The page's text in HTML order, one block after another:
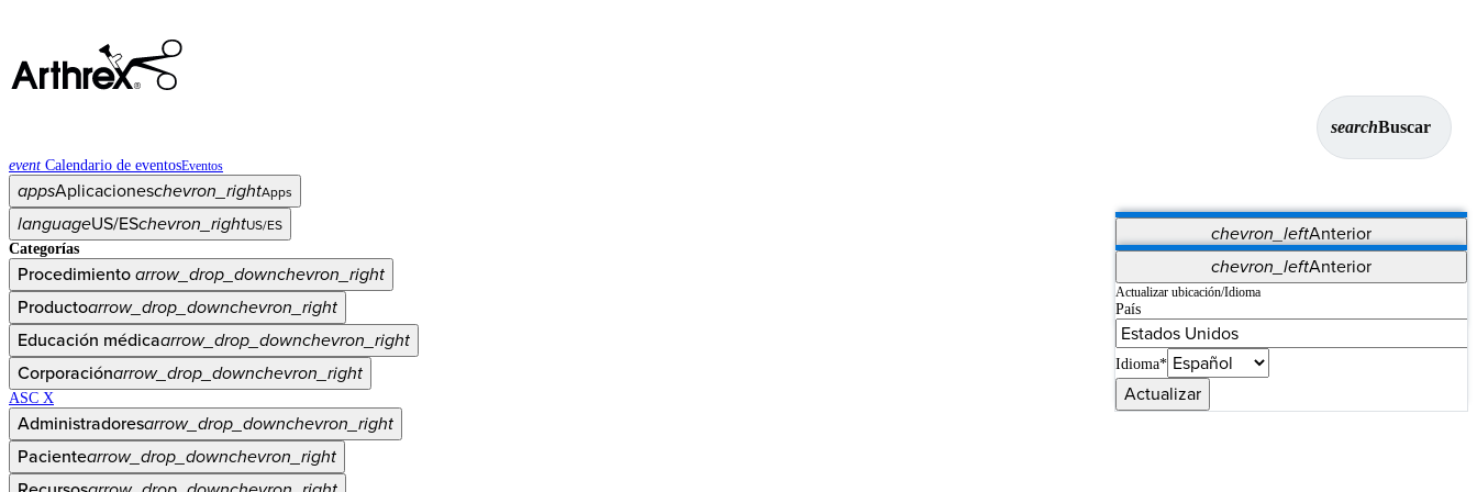
searchBuscar
event Calendario de eventosEventos
appsAplicacioneschevron_rightApps
chevron_leftAnterior
Vet Systems OrthoPedia Patient
Supplier Portal
Synergy Imaging & Resection
languageUS/ESchevron_rightUS/ES
chevron_leftAnterior
Actualizar ubicación/Idioma
País
Idioma*
Actualizar
Categorías
Procedimientoarrow_drop_downchevron_right
Productoarrow_drop_downchevron_right
Educación médicaarrow_drop_downchevron_right
Corporaciónarrow_drop_downchevron_right
ASC X
Administradoresarrow_drop_downchevron_right
Pacientearrow_drop_downchevron_right